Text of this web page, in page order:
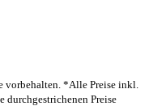
vorbehalten. *Alle Preise inkl.
durchgestrichenen Preise